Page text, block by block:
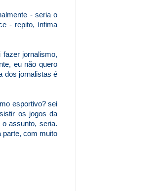
- seria o
- repito, ínfima
jornalismo,
eu não quero
dos jornalistas é
esportivo? sei
os jogos da
assunto, seria.
parte, com muito